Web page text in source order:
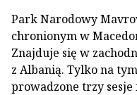
Park Narodowy
chronionym w
Znajduje się w
z Albanią. Tylko na
prowadzone trzy